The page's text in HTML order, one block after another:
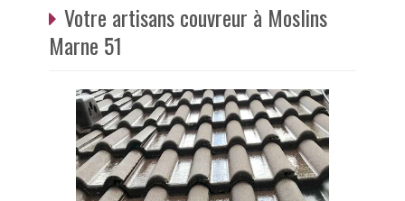
Votre artisans couvreur à Moslins
Marne 51